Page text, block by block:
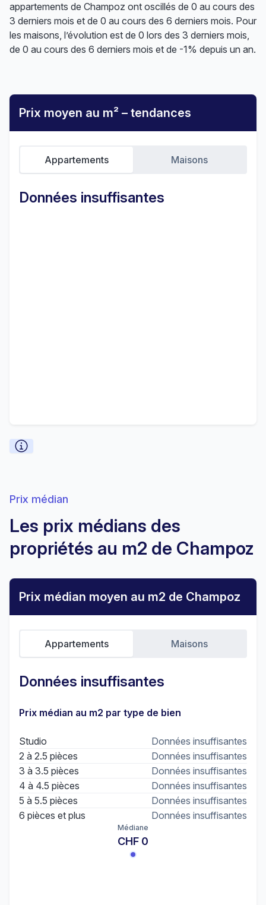
appartements de Champoz ont oscillés de 0 au cours des
3 derniers mois et de 0 au cours des 6 derniers mois. Pour
les maisons, l’évolution est de 0 lors des 3 derniers mois,
de 0 au cours des 6 derniers mois et de -1% depuis un an.
Prix moyen au m² – tendances
Données insuffisantes
Appartements Maisons
Prix médian
Les prix médians des
propriétés au m2 de Champoz
Prix médian moyen au m2 de Champoz
Données insuffisantes
Appartements Maisons
Prix médian au m2 par type de bien
Studio
Données insuffisantes
2 à 2.5 pièces
Données insuffisantes
3 à 3.5 pièces
Données insuffisantes
4 à 4.5 pièces
Données insuffisantes
5 à 5.5 pièces
Données insuffisantes
6 pièces et plus
Données insuffisantes
Médiane
CHF 0